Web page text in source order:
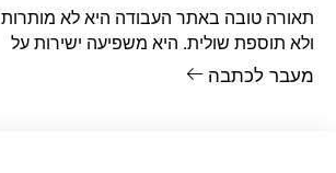
תאורה טובה באתר העבודה היא לא מותרות
ולא תוספת שולית. היא משפיעה ישירות על
הדיוק, על הבטיחות, על קצב העבודה
מעבר לכתבה